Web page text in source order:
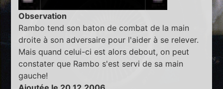
Observation
Rambo tend son baton de combat de la main
droite à son adversaire pour l'aider à se relever.
Mais quand celui-ci est alors debout, on peut
constater que Rambo s'est servi de sa main
gauche!